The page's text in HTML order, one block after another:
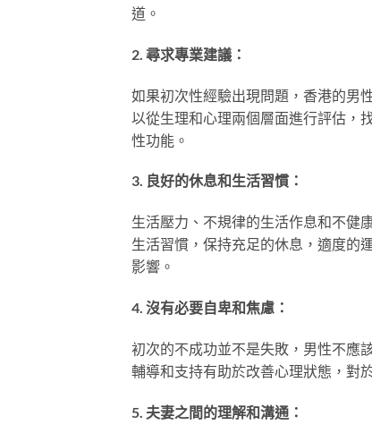
道。
2. 尋求專業建議：
如果初次性經驗出現問題，香港的男
以從生理和心理兩個層面進行評估，
性功能。
3. 良好的休息和生活習慣：
生活壓力、不規律的生活作息和不健
生活習慣，保持充足的休息，適度的
影響。
4. 沒有必要自卑和焦慮：
初次的不成功並不是失敗，男性不應
輔導和支持有助於改善心理狀態，對
5. 夫妻之間的理解和溝通：